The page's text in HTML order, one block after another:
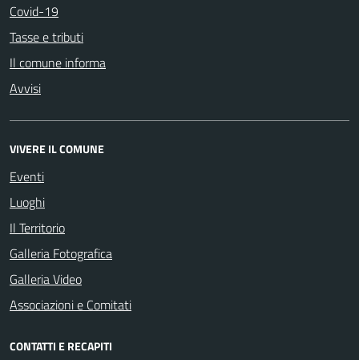
Covid-19
Tasse e tributi
Il comune informa
Avvisi
VIVERE IL COMUNE
Eventi
Luoghi
Il Territorio
Galleria Fotografica
Galleria Video
Associazioni e Comitati
CONTATTI E RECAPITI